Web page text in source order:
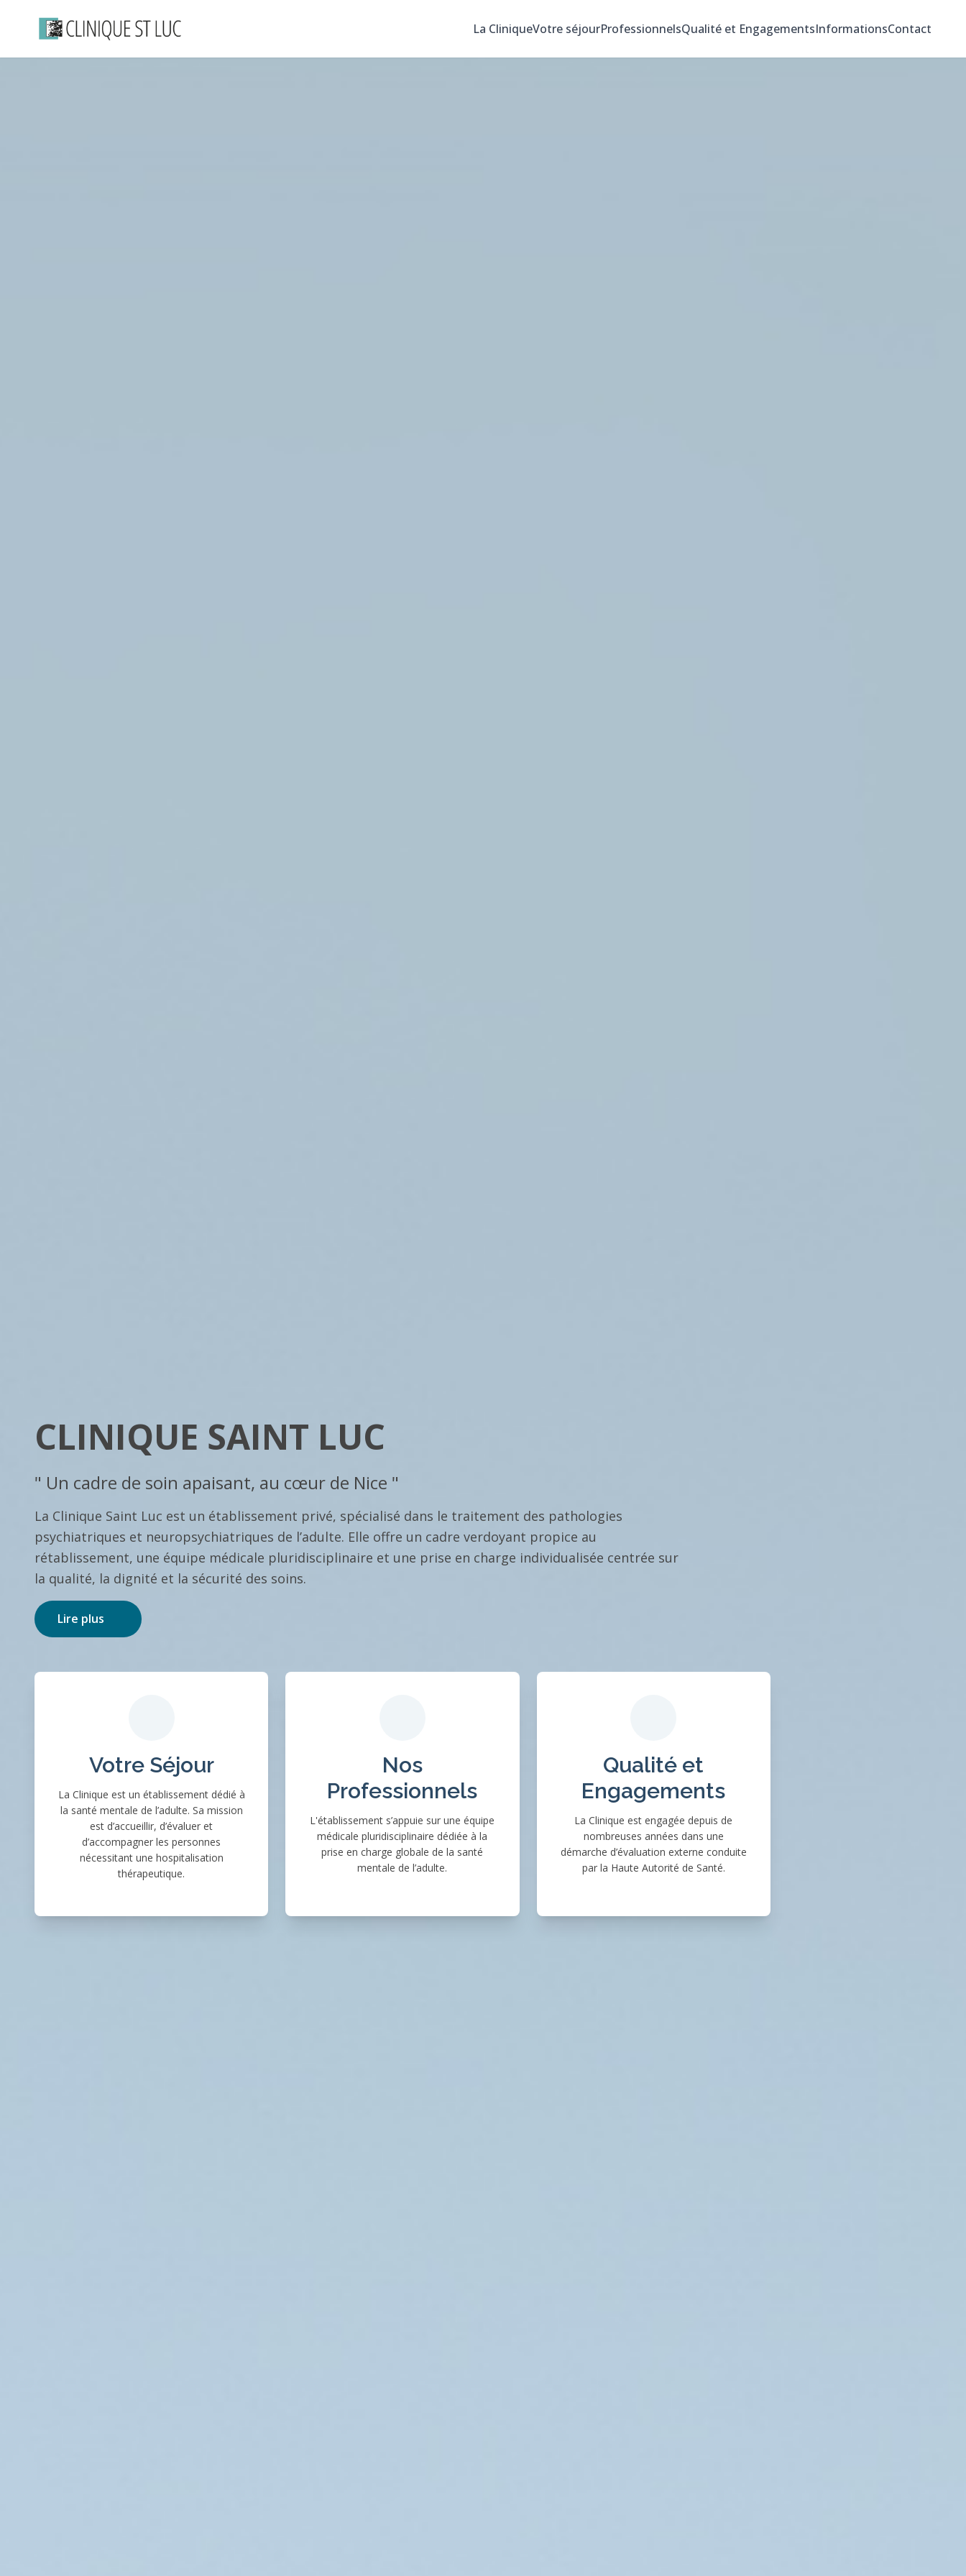
La CliniqueVotre séjourProfessionnelsQualité et EngagementsInformationsContact
CLINIQUE SAINT LUC
" Un cadre de soin apaisant, au cœur de Nice "
La Clinique Saint Luc est un établissement privé, spécialisé dans le traitement des pathologies
psychiatriques et neuropsychiatriques de l’adulte. Elle offre un cadre verdoyant propice au
rétablissement, une équipe médicale pluridisciplinaire et une prise en charge individualisée centrée sur
la qualité, la dignité et la sécurité des soins.
Lire plus
Votre Séjour
La Clinique est un établissement dédié à
la santé mentale de l’adulte. Sa mission
est d’accueillir, d’évaluer et
d’accompagner les personnes
nécessitant une hospitalisation
thérapeutique.
Nos
Professionnels
L'établissement s’appuie sur une équipe
médicale pluridisciplinaire dédiée à la
prise en charge globale de la santé
mentale de l’adulte.
Qualité et
Engagements
La Clinique est engagée depuis de
nombreuses années dans une
démarche d’évaluation externe conduite
par la Haute Autorité de Santé.